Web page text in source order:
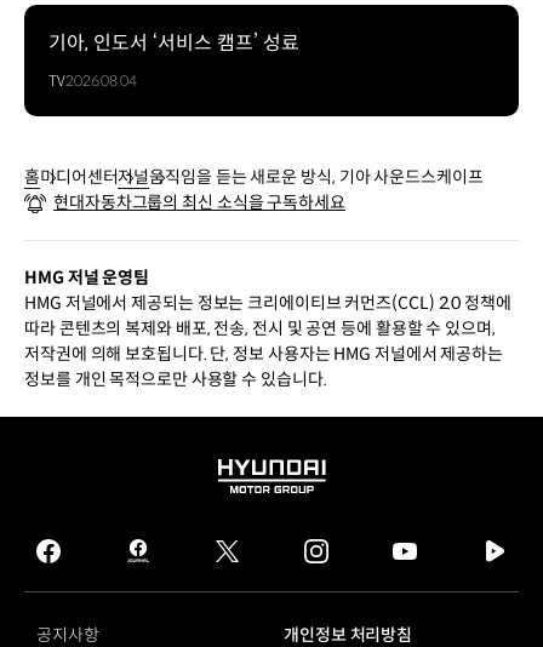
기아, 인도서 ‘서비스 캠프’ 성료
TV2026.08.04
홈미디어센터저널움직임을 듣는 새로운 방식, 기아 사운드스케이프
현대자동차그룹의 최신 소식을 구독하세요
HMG 저널 운영팀
HMG 저널에서 제공되는 정보는 크리에이티브 커먼즈(CCL) 2.0 정책에
따라 콘텐츠의 복제와 배포, 전송, 전시 및 공연 등에 활용할 수 있으며,
저작권에 의해 보호됩니다. 단, 정보 사용자는 HMG 저널에서 제공하는
정보를 개인 목적으로만 사용할 수 있습니다.
HYUNDAI
GROUP
facebook
hmg
journal
twitter instagram
tv
공지사항
개인정보 처리방침